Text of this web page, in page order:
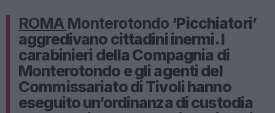
ROMA Monterotondo ‘Picchiatori’
aggredivano cittadini inermi. I
carabinieri della Compagnia di
Monterotondo e gli agenti del
Commissariato di Tivoli hanno
eseguito un’ordinanza di custodia